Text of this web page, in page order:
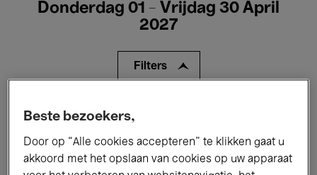
Donderdag 01 - Vrijdag 30 April
2027
Filters
Alle evenementen
Tentoonstellingen Films
Beste bezoekers,
Door op “Alle cookies accepteren” te klikken gaat u
akkoord met het opslaan van cookies op uw apparaat